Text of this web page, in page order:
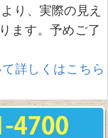
り、実際の見え
ます。予めご了
詳しくはこちら